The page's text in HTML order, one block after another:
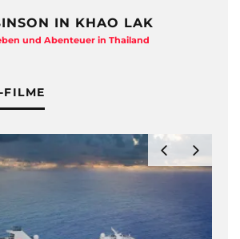
IN KHAO LAK
und Abenteuer in Thailand
FILME